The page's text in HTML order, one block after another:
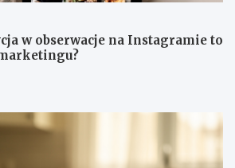
w obserwacje na Instagramie to